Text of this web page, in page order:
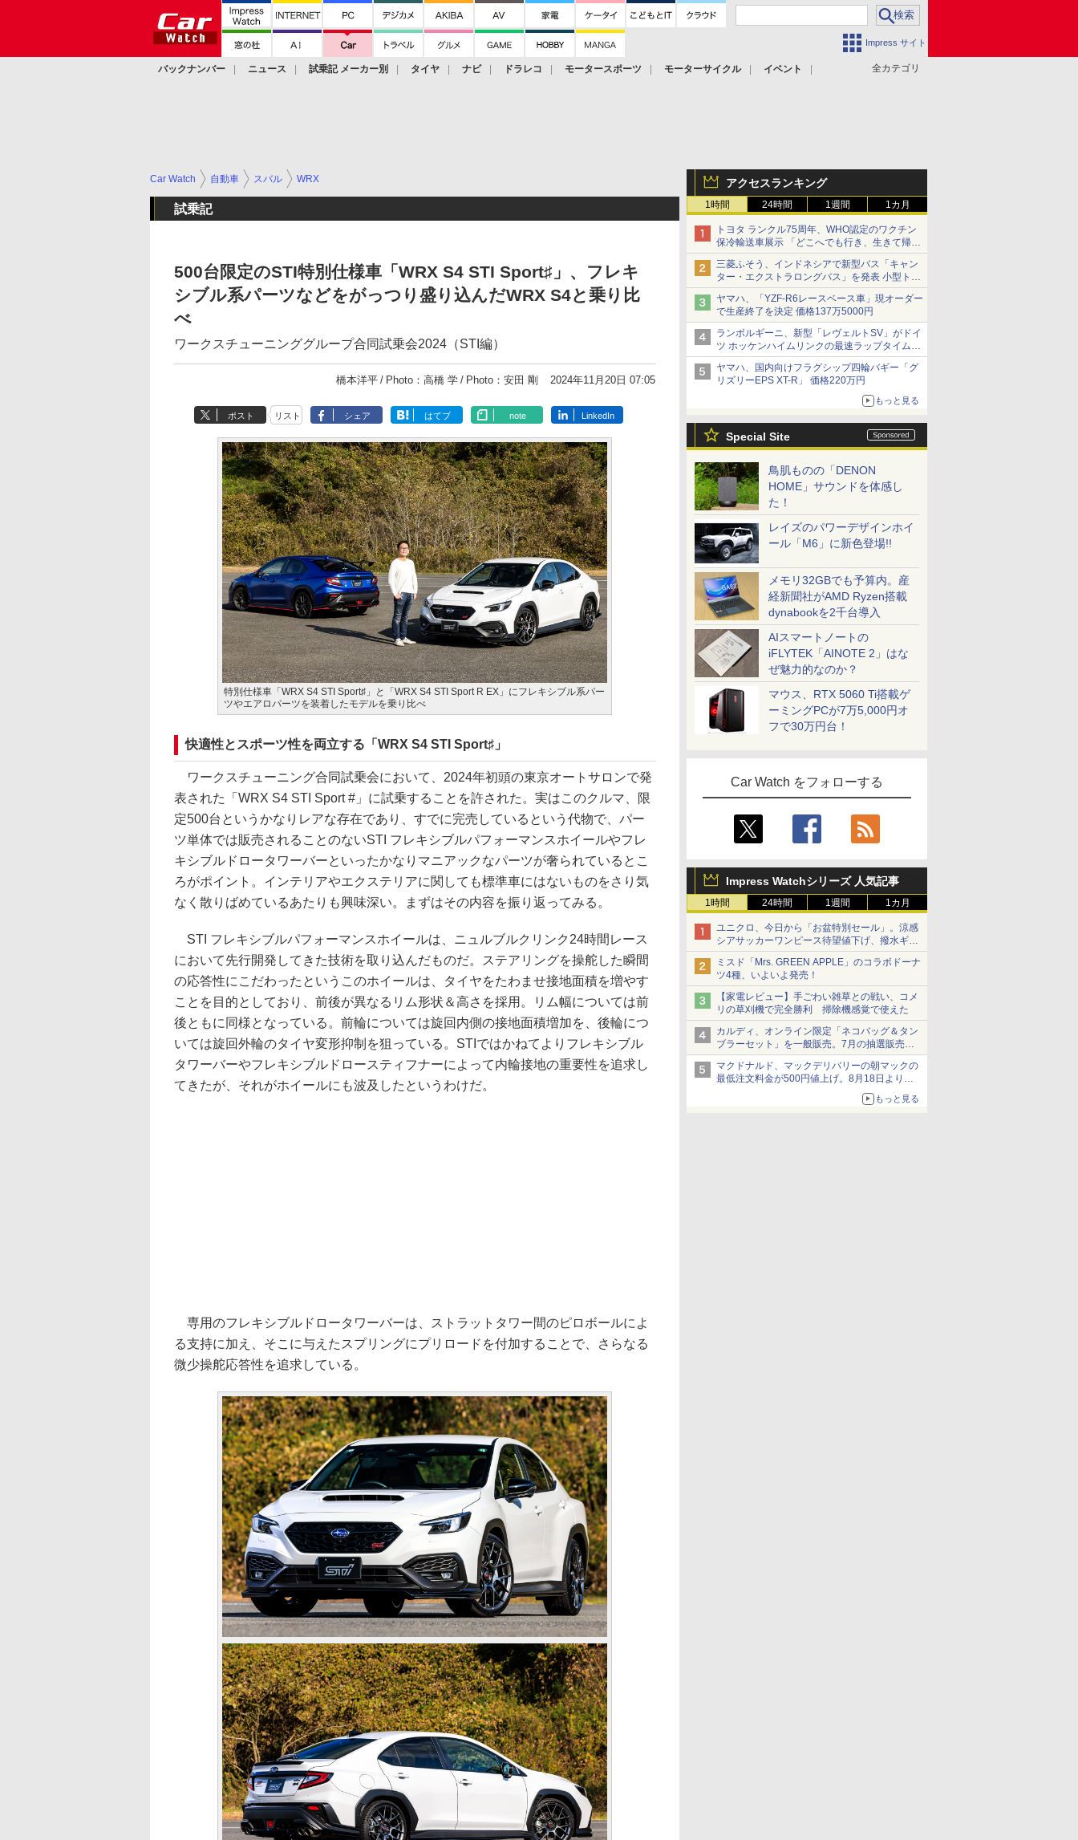
Impress サイト
全カテゴリ
バックナンバー ニュース 試乗記 メーカー別 タイヤ ナビ ドラレコ モータースポーツ モーターサイクル
イベント
アクセスランキング
1時間 24時間 1週間 1カ月
トヨタ ランクル75周年、WHO認定のワクチン
保冷輸送車展示 「どこへでも行き、生きて帰っ
てこられる」ランドクルーザーで命をつなぐ
三菱ふそう、インドネシアで新型バス「キャン
ター・エクストラロングバス」を発表 小型トラ
ックベースの観光・旅客輸送向けバス
ヤマハ、「YZF-R6レースベース車」現オーダー
で生産終了を決定 価格137万5000円
ランボルギーニ、新型「レヴェルトSV」がドイ
ツ ホッケンハイムリンクの最速ラップタイムを
記録
ヤマハ、国内向けフラグシップ四輪バギー「グ
リズリーEPS XT-R」 価格220万円
もっと見る
Special Site
鳥肌ものの「DENON
HOME」サウンドを体感し
た！
レイズのパワーデザインホイ
ール「M6」に新色登場!!
メモリ32GBでも予算内。産
経新聞社がAMD Ryzen搭載
dynabookを2千台導入
AIスマートノートの
iFLYTEK「AINOTE 2」はな
ぜ魅力的なのか？
マウス、RTX 5060 Ti搭載ゲ
ーミングPCが7万5,000円オ
フで30万円台！
Car Watch をフォローする
Impress Watchシリーズ 人気記事
1時間 24時間 1週間 1カ月
ユニクロ、今日から「お盆特別セール」。涼感
シアサッカーワンピース待望値下げ、撥水ギア
ショーツは1990円に
ミスド「Mrs. GREEN APPLE」のコラボドーナ
ツ4種、いよいよ発売！
【家電レビュー】手ごわい雑草との戦い、コメ
リの草刈機で完全勝利 掃除機感覚で使えた
カルディ、オンライン限定「ネコバッグ＆タン
ブラーセット」を一般販売。7月の抽選販売の
当選無効分
マクドナルド、マックデリバリーの朝マックの
最低注文料金が500円値上げ。8月18日より
もっと見る
Car Watch 自動車 スバル WRX
試乗記
500台限定のSTI特別仕様車「WRX S4 STI Sport♯」、フレキ
シブル系パーツなどをがっつり盛り込んだWRX S4と乗り比
べ
ワークスチューニンググループ合同試乗会2024（STI編）
橋本洋平 Photo：高橋 学 Photo：安田 剛 2024年11月20日 07:05
ポスト リスト シェア はてブ note LinkedIn
特別仕様車「WRX S4 STI Sport♯」と「WRX S4 STI Sport R EX」にフレキシブル系パー
ツやエアロパーツを装着したモデルを乗り比べ
快適性とスポーツ性を両立する「WRX S4 STI Sport♯」
ワークスチューニング合同試乗会において、2024年初頭の東京オートサロンで発
表された「WRX S4 STI Sport #」に試乗することを許された。実はこのクルマ、限
定500台というかなりレアな存在であり、すでに完売しているという代物で、パー
ツ単体では販売されることのないSTI フレキシブルパフォーマンスホイールやフレ
キシブルドロータワーバーといったかなりマニアックなパーツが奢られているとこ
ろがポイント。インテリアやエクステリアに関しても標準車にはないものをさり気
なく散りばめているあたりも興味深い。まずはその内容を振り返ってみる。
STI フレキシブルパフォーマンスホイールは、ニュルブルクリンク24時間レース
において先行開発してきた技術を取り込んだものだ。ステアリングを操舵した瞬間
の応答性にこだわったというこのホイールは、タイヤをたわませ接地面積を増やす
ことを目的としており、前後が異なるリム形状＆高さを採用。リム幅については前
後ともに同様となっている。前輪については旋回内側の接地面積増加を、後輪につ
いては旋回外輪のタイヤ変形抑制を狙っている。STIではかねてよりフレキシブル
タワーバーやフレキシブルドロースティフナーによって内輪接地の重要性を追求し
てきたが、それがホイールにも波及したというわけだ。
専用のフレキシブルドロータワーバーは、ストラットタワー間のピロボールによ
る支持に加え、そこに与えたスプリングにプリロードを付加することで、さらなる
微少操舵応答性を追求している。